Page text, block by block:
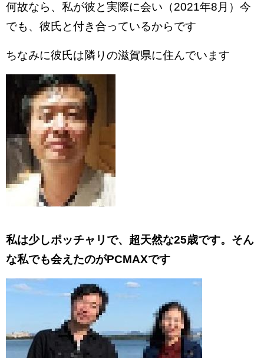
何故なら、私が彼と実際に会い（2021年8月）今
でも、彼氏と付き合っているからです
ちなみに彼氏は隣りの滋賀県に住んでいます
私は少しポッチャリで、超天然な25歳です。そん
な私でも会えたのがPCMAXです